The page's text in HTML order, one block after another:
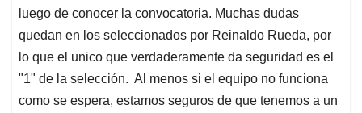
luego de conocer la convocatoria. Muchas dudas
quedan en los seleccionados por Reinaldo Rueda, por
lo que el unico que verdaderamente da seguridad es el
"1" de la selección. Al menos si el equipo no funciona
como se espera, estamos seguros de que tenemos a un